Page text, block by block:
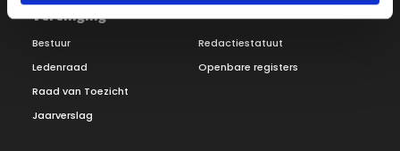
Vereniging
Bestuur
Ledenraad
Raad van Toezicht
Jaarverslag
Redactiestatuut
Openbare registers